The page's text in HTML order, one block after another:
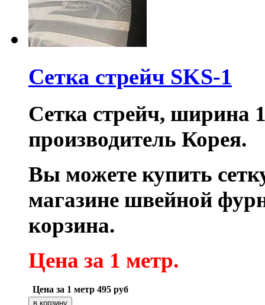
Сетка стрейч SKS-1
Сетка стрейч, ширина
производитель Корея.
Вы можете купить
магазине швейной
корзина.
Цена за 1 метр.
Цена за 1 метр 495 руб